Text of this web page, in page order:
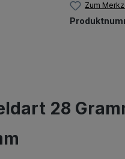
Zum
28